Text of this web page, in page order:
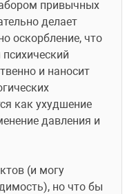
привычных
делает
оскорбление, что
и наносит
как ухудшение
давления и
(и могу
но что бы